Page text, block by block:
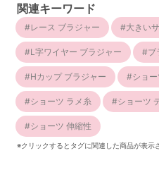
関連キーワード
レース ブラジャー 大きい
L字ワイヤー ブラジャー ブ
Hカップ ブラジャー ショ
ショーツ ラメ糸 ショーツ
ショーツ 伸縮性
※クリックするとタグに関連した商品が表示